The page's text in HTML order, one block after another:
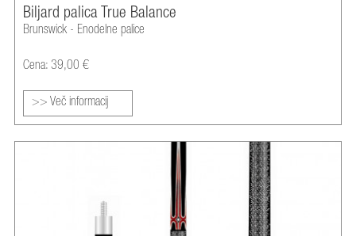
Biljard palica True Balance
Brunswick - Enodelne palice
Cena: 39,00 €
>> Več informacij